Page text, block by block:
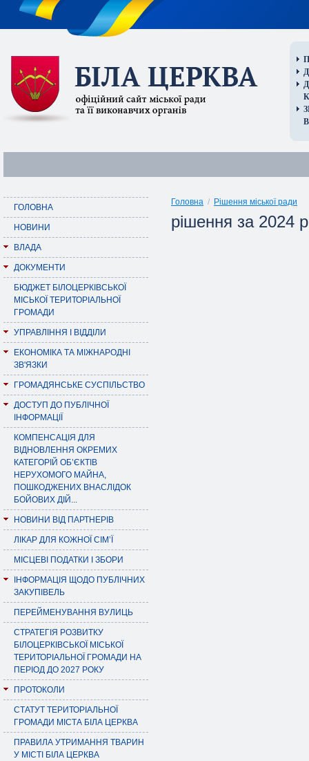
ГОЛОВНА
НОВИНИ
ВЛАДА
ДОКУМЕНТИ
БЮДЖЕТ БІЛОЦЕРКІВСЬКОЇ
МІСЬКОЇ ТЕРИТОРІАЛЬНОЇ
ГРОМАДИ
УПРАВЛІННЯ І ВІДДІЛИ
ЕКОНОМІКА ТА МІЖНАРОДНІ
ЗВ'ЯЗКИ
ГРОМАДЯНСЬКЕ СУСПІЛЬСТВО
ДОСТУП ДО ПУБЛІЧНОЇ
ІНФОРМАЦІЇ
КОМПЕНСАЦІЯ ДЛЯ
ВІДНОВЛЕННЯ ОКРЕМИХ
КАТЕГОРІЙ ОБ’ЄКТІВ
НЕРУХОМОГО МАЙНА,
ПОШКОДЖЕНИХ ВНАСЛІДОК
БОЙОВИХ ДІЙ...
НОВИНИ ВІД ПАРТНЕРІВ
ЛІКАР ДЛЯ КОЖНОЇ СІМ’Ї
МІСЦЕВІ ПОДАТКИ І ЗБОРИ
ІНФОРМАЦІЯ ЩОДО ПУБЛІЧНИХ
ЗАКУПІВЕЛЬ
ПЕРЕЙМЕНУВАННЯ ВУЛИЦЬ
СТРАТЕГІЯ РОЗВИТКУ
БІЛОЦЕРКІВСЬКОЇ МІСЬКОЇ
ТЕРИТОРІАЛЬНОЇ ГРОМАДИ НА
ПЕРІОД ДО 2027 РОКУ
ПРОТОКОЛИ
СТАТУТ ТЕРИТОРІАЛЬНОЇ
ГРОМАДИ МІСТА БІЛА ЦЕРКВА
ПРАВИЛА УТРИМАННЯ ТВАРИН
У МІСТІ БІЛА ЦЕРКВА
Головна / Рішення міської ради
рішення за 2024